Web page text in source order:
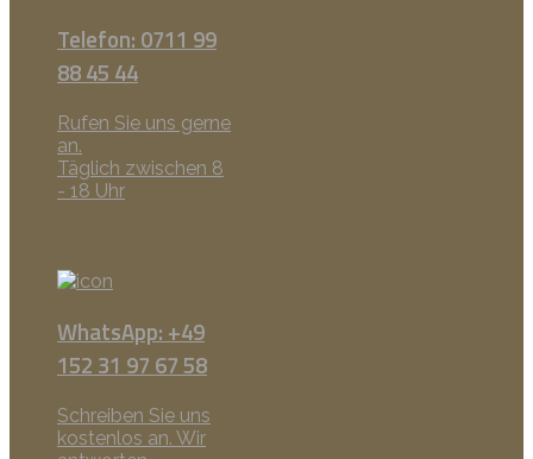
Telefon: 0711 99
88 45 44
Rufen Sie uns gerne
an.
Täglich zwischen 8
- 18 Uhr
WhatsApp: +49
152 31 97 67 58
Schreiben Sie uns
kostenlos an. Wir